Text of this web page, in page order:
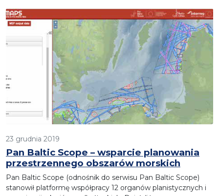
23 grudnia 2019
Pan Baltic Scope – wsparcie planowania
przestrzennego obszarów morskich
Pan Baltic Scope (odnośnik do serwisu Pan Baltic Scope)
stanowił platformę współpracy 12 organów planistycznych i